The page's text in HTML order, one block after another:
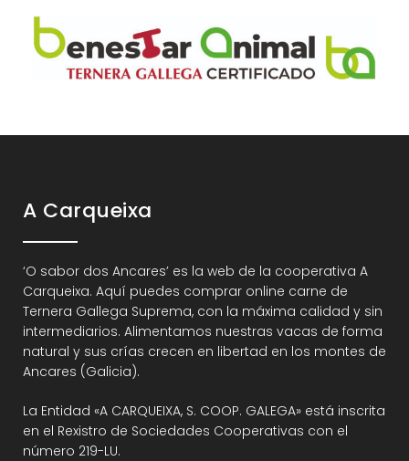
A Carqueixa
‘O sabor dos Ancares’ es la web de la cooperativa A
Carqueixa. Aquí puedes comprar online carne de
Ternera Gallega Suprema, con la máxima calidad y sin
intermediarios. Alimentamos nuestras vacas de forma
natural y sus crías crecen en libertad en los montes de
Ancares (Galicia).
La Entidad «A CARQUEIXA, S. COOP. GALEGA» está inscrita
en el Rexistro de Sociedades Cooperativas con el
número 219-LU.